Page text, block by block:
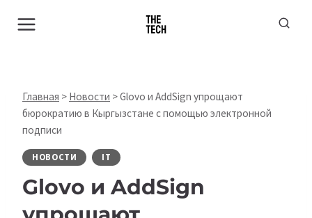
Главная > Новости >Glovo и AddSign упрощают
бюрократию в Кыргызстане с помощью электронной
подписи
НОВОСТИ IT
Glovo и AddSign